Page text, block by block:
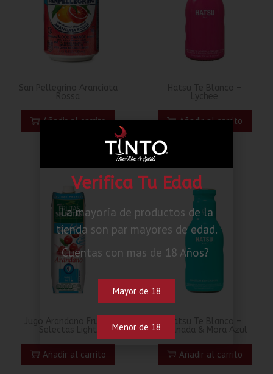
Añadir al carrito Añadir al carrito
Añadir al carrito Añadir al carrito
Verifica Tu Edad
La mayoría de productos de la
tienda son par mayores de edad.
Cuentas con mas de 18 Años?
Mayor de 18
Menor de 18